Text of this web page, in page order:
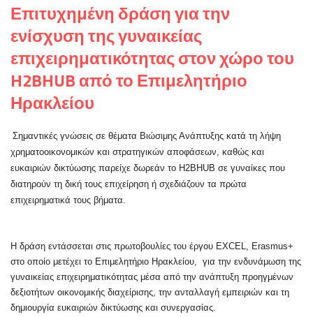
Επιτυχημένη δράση για την
ενίσχυση της γυναικείας
επιχειρηματικότητας στον χώρο του
H2BHUB από το Επιμελητήριο
Ηρακλείου
Σημαντικές γνώσεις σε θέματα Βιώσιμης Ανάπτυξης κατά τη λήψη
χρηματοοικονομικών και στρατηγικών αποφάσεων, καθώς και
ευκαιριών δικτύωσης παρείχε δωρεάν το H2BHUB σε γυναίκες που
διατηρούν τη δική τους επιχείρηση ή σχεδιάζουν τα πρώτα
επιχειρηματικά τους βήματα.
Η δράση εντάσσεται στις πρωτοβουλίες του έργου EXCEL, Erasmus+
στο οποίο μετέχει το Επιμελητήριο Ηρακλείου, για την ενδυνάμωση της
γυναικείας επιχειρηματικότητας μέσα από την ανάπτυξη προηγμένων
δεξιοτήτων οικονομικής διαχείρισης, την ανταλλαγή εμπειριών και τη
δημιουργία ευκαιριών δικτύωσης και συνεργασίας.